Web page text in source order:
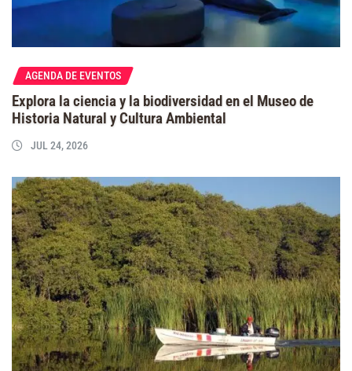
AGENDA DE EVENTOS
Explora la ciencia y la biodiversidad en el Museo de
Historia Natural y Cultura Ambiental
JUL 24, 2026